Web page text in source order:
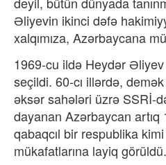
Əliyevin ikinci dəfə
xalqımıza, Azərbaycana
1969-cu ildə Heydər Əliyev
seçildi. 60-cı illərdə,
əksər sahələri üzrə SSRİ-
dayanan Azərbaycan artıq
qabaqcıl bir respublika
mükafatlarına layiq görüldü.